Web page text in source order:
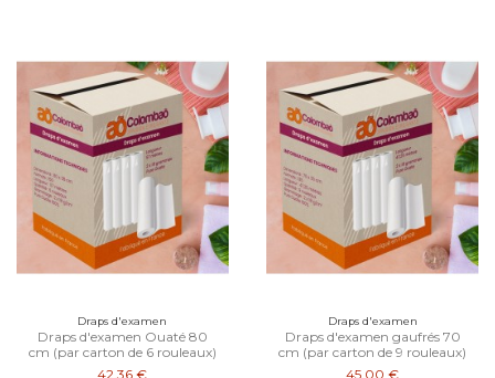
Draps d'examen
Draps d'examen Ouaté 80
cm (par carton de 6 rouleaux)
42,36 €
Draps d'examen
Draps d'examen gaufrés 70
cm (par carton de 9 rouleaux)
45,00 €